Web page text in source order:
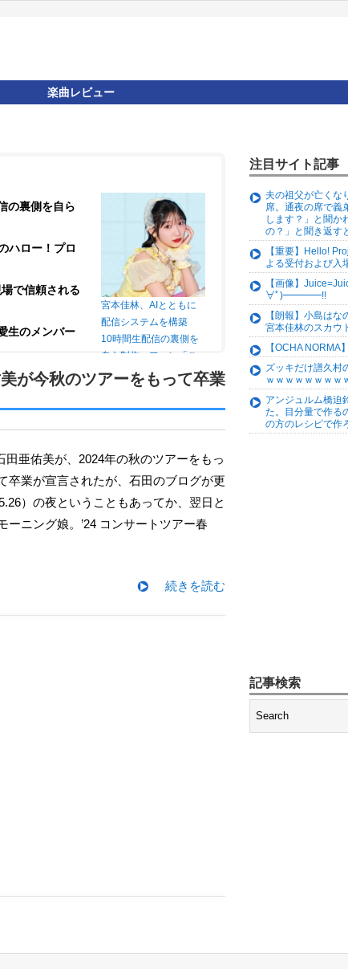
楽曲レビュー
の裏側を自ら
ハロー！プロ
で信頼される
生のメンバー
イドル×ROCK
ん。』発売決
” にファンも
工房を網羅
て初仕事 『テ
宮本佳林、AIとともに
配信システムを構築
10時間生配信の裏側を
自ら制作 ファン「こ
れがDIYか…」
が今秋のツアーをもって卒業
卒業が宣言されたが、石田のブログが更
）の夜ということもあってか、翌日と
ーニング娘。’24 コンサートツアー春
続きを読む
注目サイト記事
夫の祖父が亡くな
席。通夜の席で義
します？」と聞か
の？」と聞き返す
【重要】Hello!
よる受付および入
【画像】
∀ﾟ)━━━━!!
【朗報】小島は
宮本佳林のスカウ
【OCHA
ズッキだけ譜久村
ｗｗｗｗｗｗｗｗ
アンジュルム橋迫
た。目分量で作る
の方のレシピで作
記事検索